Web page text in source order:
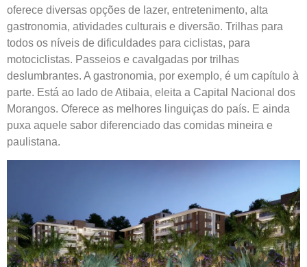
oferece diversas opções de lazer, entretenimento, alta
gastronomia, atividades culturais e diversão. Trilhas para
todos os níveis de dificuldades para ciclistas, para
motociclistas. Passeios e cavalgadas por trilhas
deslumbrantes. A gastronomia, por exemplo, é um capítulo à
parte. Está ao lado de Atibaia, eleita a Capital Nacional dos
Morangos. Oferece as melhores linguiças do país. E ainda
puxa aquele sabor diferenciado das comidas mineira e
paulistana.